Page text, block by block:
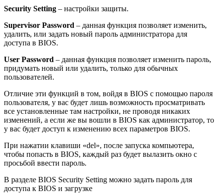
Security Setting – настройки защиты.
Supervisor Password – данная функция позволяет изменить,
удалить, или задать новый пароль администратора для
доступа в BIOS.
User Password – данная функция позволяет изменить пароль,
придумать новый или удалить, только для обычных
пользователей.
Отличие эти функций в том, войдя в BIOS с помощью пароля
пользователя, у вас будет лишь возможность просматривать
все установленные там настройки, не проводя никаких
изменений, а если же вы вошли в BIOS как администратор, то
у вас будет доступ к изменению всех параметров BIOS.
При нажатии клавиши «del», после запуска компьютера,
чтобы попасть в BIOS, каждый раз будет вылазить окно с
просьбой ввести пароль.
В разделе BIOS Security Setting можно задать пароль для
доступа к BIOS и загрузке